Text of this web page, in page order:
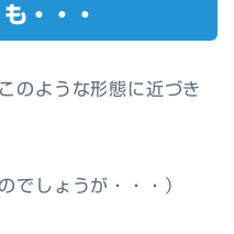
・・・
のような形態に近づき
でしょうが・・・）